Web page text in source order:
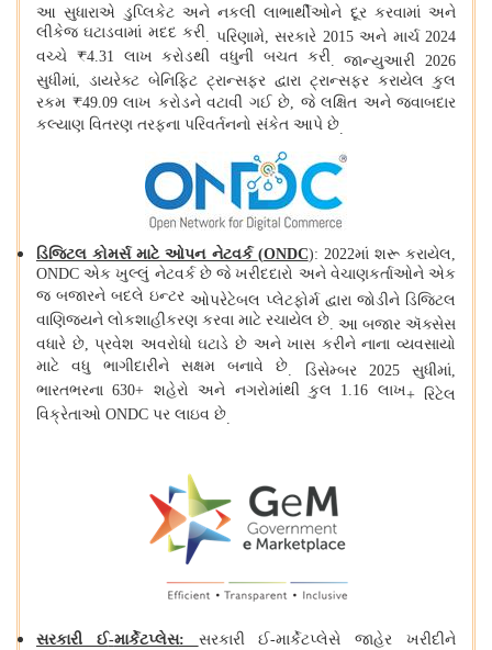
આ સુધારાએ ડુપ્લિકેટ અને નકલી લાભાર્થીઓને દૂર કરવામાં અને
લીકેજ ઘટાડવામાં મદદ કરી. પરિણામે, સરકારે 2015 અને માર્ચ 2024
વચ્ચે ₹4.31 લાખ કરોડથી વધુની બચત કરી.જાન્યુઆરી 2026
સુધીમાં, ડાયરેક્ટ બેનિફિટ ટ્રાન્સફર દ્વારા ટ્રાન્સફર કરાયેલ કુલ
રકમ ₹49.09 લાખ કરોડને વટાવી ગઈ છે, જે લક્ષિત અને જવાબદાર
કલ્યાણ વિતરણ તરફના પરિવર્તનનો સંકેત આપે છે.
ડિજિટલ કોમર્સ માટે ઓપન નેટવર્ક (ONDC): 2022માં શરૂ કરાયેલ,
ONDC એક ખુલ્લું નેટવર્ક છે જે ખરીદદારો અને વેચાણકર્તાઓને એક
જ બજારને બદલે ઇન્ટર ઓપરેટેબલ પ્લેટફોર્મ દ્વારા જોડીને ડિજિટલ
વાણિજ્યને લોકશાહીકરણ કરવા માટે રચાયેલ છે. આ બજાર ઍક્સેસ
વધારે છે, પ્રવેશ અવરોધો ઘટાડે છે અને ખાસ કરીને નાના વ્યવસાયો
માટે વધુ ભાગીદારીને સક્ષમ બનાવે છે. ડિસેમ્બર 2025 સુધીમાં,
ભારતભરના 630+ શહેરો અને નગરોમાંથી કુલ 1.16 લાખ+ રિટેલ
વિક્રેતાઓ ONDC પર લાઇવ છે.
સરકારી ઈ-માર્કેટપ્લેસ: સરકારી ઈ-માર્કેટપ્લેસે જાહેર ખરીદીને